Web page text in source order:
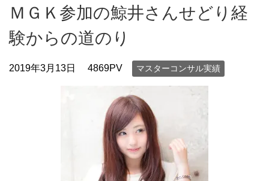
ＭＧＫ参加の鯨井さんせどり経
験からの道のり
2019年3月13日 4869PV マスターコンサル実績